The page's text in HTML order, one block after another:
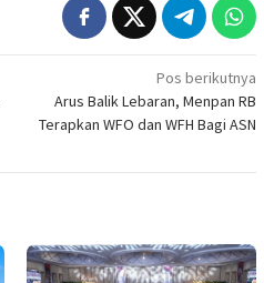
Pos berikutnya
Arus Balik Lebaran, Menpan RB
Terapkan WFO dan WFH Bagi ASN